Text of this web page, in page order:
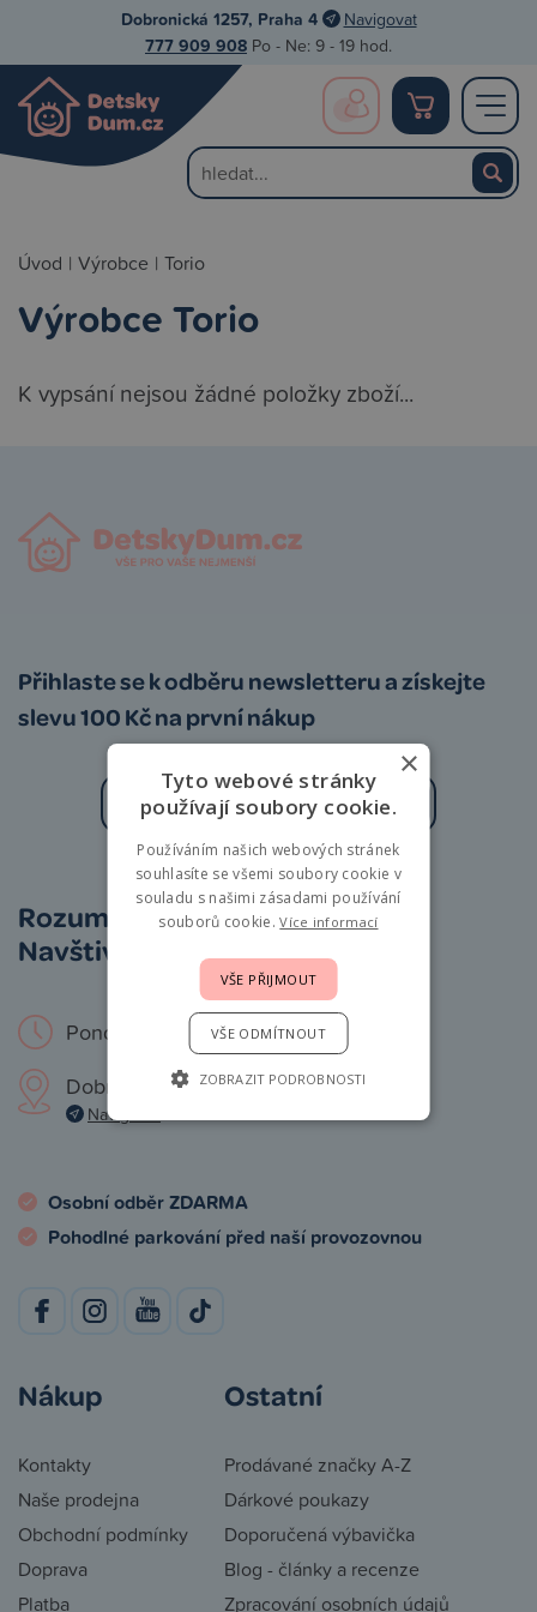
Dobronická 1257, Praha 4 Navigovat
777 909 908 Po - Ne: 9 - 19 hod.
Úvod | Výrobce | Torio
Výrobce Torio
K vypsání nejsou žádné položky zboží...
Přihlaste se k odběru newsletteru a získejte
slevu 100 Kč na první nákup
Zásady zpracování osobních údajů
Rozumíme vám i miminkům.
Navštivte nás osobně!
Pondělí – Neděle: 9 – 19 hod.
Dobronická 1257, Praha 4
Navigovat
Osobní odběr ZDARMA
Pohodlné parkování před naší provozovnou
Nákup
Kontakty
Naše prodejna
Obchodní podmínky
Doprava
Platba
Ostatní
Prodávané značky A-Z
Dárkové poukazy
Doporučená výbavička
Blog - články a recenze
Zpracování osobních údajů
×
Tyto webové stránky
používají soubory cookie.
Používáním našich webových stránek
souhlasíte se všemi soubory cookie v
souladu s našimi zásadami používání
souborů cookie.Více informací
VŠE PŘIJMOUT
VŠE ODMÍTNOUT
ZOBRAZIT PODROBNOSTI